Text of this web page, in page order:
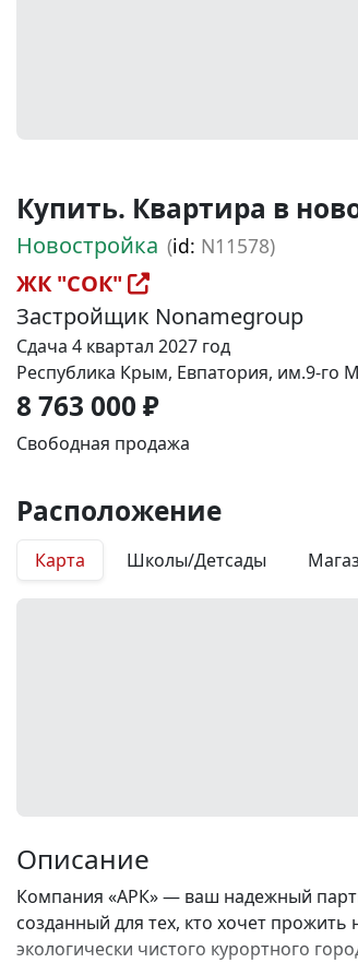
Купить. Квартира в
Новостройка (id: N11578)
ЖК "СОК"
Застройщик Nonamegroup
Сдача 4 квартал 2027 год
Республика Крым, Евпатория, им.9-го
8 763 000 ₽
Свободная продажа
Расположение
Карта Школы/Детсады
Описание
Компания «АРК» — ваш надежный
созданный для тех, кто хочет
экологически чистого курортного